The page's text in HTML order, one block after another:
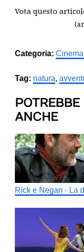
Vota questo
Categoria:
Tag: natura,
ANCHE
Rick e Negan - La